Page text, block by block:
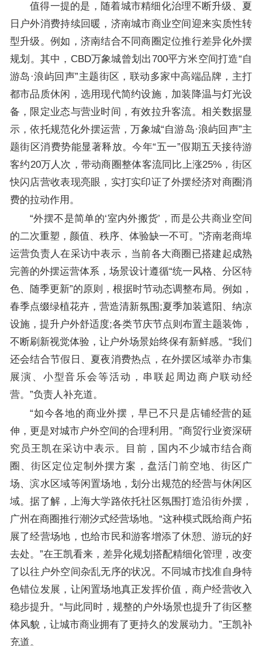
值得一提的是，随着城市精细化治理不断升级、夏
日户外消费持续回暖，济南城市商业空间迎来实质性转
型升级。例如，济南结合不同商圈定位推行差异化外摆
规划。其中，CBD万象城曾划出700平方米空间打造“自
游岛·浪屿回声”主题街区，联动多家中高端品牌，主打
都市品质休闲，选用现代简约设施，加装降温与灯光设
备，限定业态与营业时间，有效拉升客流。相关数据显
示，依托规范化外摆运营，万象城“自游岛·浪屿回声”主
题街区消费势能显著释放。今年“五一”假期五天接待游
客约20万人次，带动商圈整体客流同比上涨25%，街区
快闪店营收表现亮眼，实打实印证了外摆经济对商圈消
费的拉动作用。
“外摆不是简单的‘室内外搬货’，而是公共商业空间
的二次重塑，颜值、秩序、体验缺一不可。”济南老商埠
运营负责人在采访中表示，当前各大商圈已搭建起成熟
完善的外摆运营体系，场景设计遵循“统一风格、分区特
色、随季更新”的原则，根据时节动态调整布局。例如，
春季点缀绿植花卉，营造清新氛围;夏季加装遮阳、纳凉
设施，提升户外舒适度;各类节庆节点则布置主题装饰，
不断刷新视觉体验，让户外场景始终保有新鲜感。“我们
还会结合节假日、夏夜消费热点，在外摆区域举办市集
展演、小型音乐会等活动，串联起周边商户联动经
营。”负责人补充道。
“如今各地的商业外摆，早已不只是店铺经营的延
伸，更是对城市户外空间的合理利用。”商贸行业资深研
究员王凯在采访中表示。目前，国内不少城市结合商
圈、街区定位定制外摆方案，盘活门前空地、街区广
场、滨水区域等闲置场地，划分出规范的经营与休闲区
域。据了解，上海大学路依托社区氛围打造沿街外摆，
广州在商圈推行潮汐式经营场地。“这种模式既给商户拓
展了经营场地，也给市民和游客增添了休憩、游玩的好
去处。”在王凯看来，差异化规划搭配精细化管理，改变
了以往户外空间杂乱无序的状况。不同城市找准自身特
色错位发展，让闲置场地真正发挥价值，商户经营收入
稳步提升。“与此同时，规整的户外场景也提升了街区整
体风貌，让城市商业拥有了更持久的发展动力。”王凯补
充道。